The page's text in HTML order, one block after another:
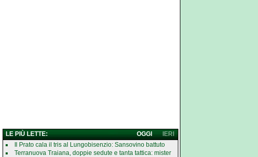
LE PIÙ LETTE: IERI
OGGI
Il Prato cala il tris al Lungobisenzio: Sansovino battuto
Terranuova Traiana, doppie sedute e tanta tattica: mister